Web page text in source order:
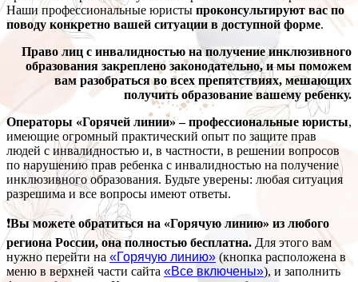
Наши профессиональные юристы проконсультируют вас по
поводу конкретно вашей ситуации в доступной форме.
Право лиц с инвалидностью на получение инклюзивного
образования закреплено законодательно, и мы поможем
вам разобраться во всех препятствиях, мешающих
получить образование вашему ребенку.
Операторы «Горячей линии» – профессиональные юристы,
имеющие огромный практический опыт по защите прав
людей с инвалидностью и, в частности, в решении вопросов
по нарушению прав ребенка с инвалидностью на получение
инклюзивного образования. Будьте уверены: любая ситуация
разрешима и все вопросы имеют ответы.
❗Вы можете обратиться на «Горячую линию» из любого
региона России, она полностью бесплатна. Для этого вам
нужно перейти на «Горячую линию» (кнопка расположена в
меню в верхней части сайта «Все включены»), и заполнить